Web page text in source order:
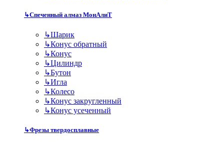
↳Спеченный алмаз МонАлиТ
↳Шарик
↳Конус обратный
↳Конус
↳Цилиндр
↳Бутон
↳Игла
↳Колесо
↳Конус закругленный
↳Конус усеченный
↳Фрезы твердосплавные